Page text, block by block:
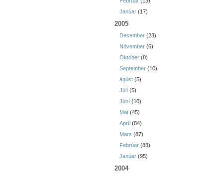
Janúar (17)
2005
Desember (23)
Nóvember (6)
Október (8)
September (10)
ágúst (5)
Júlí (5)
Júní (10)
Maí (45)
Apríl (84)
Mars (87)
Febrúar (83)
Janúar (95)
2004